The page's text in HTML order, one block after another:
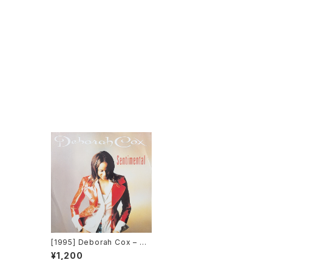
[1995] Deborah Cox – Se
ntimental [Arista]
¥1,200